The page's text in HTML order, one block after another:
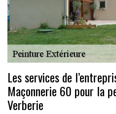
Les services de
Maçonnerie 60 pour la
Verberie